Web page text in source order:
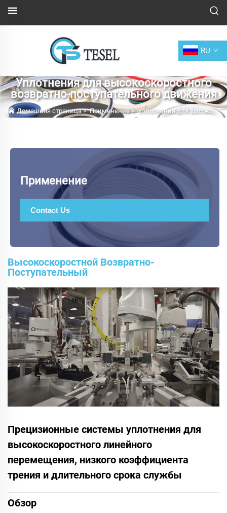
RU
Уплотнения для высокоскоростного
возвратно-поступательного движения
Домашняя страница>Применение>Уплотнения для высокоскоростного возвратно-поступательного движения
Применение
Contact Us
Высокоскоростной Возвратно-
Поступательный
Прецизионные системы уплотнения для
высокоскоростного линейного
перемещения, низкого коэффициента
трения и длительного срока службы
Обзор